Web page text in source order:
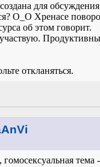
для
О_О Хренасе
об этом говорит.
откланяться.
тема